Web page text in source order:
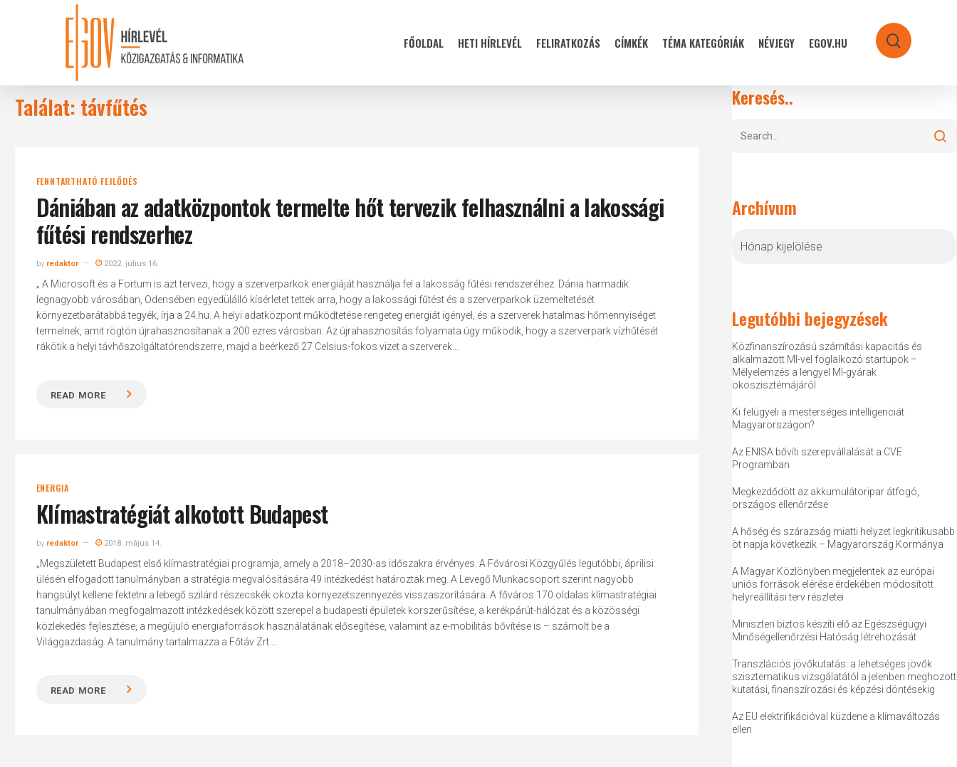
Hit enter to search or ESC to close
FŐOLDAL HETI HÍRLEVÉL FELIRATKOZÁS CÍMKÉK TÉMA KATEGÓRIÁK NÉVJEGY EGOV.HU search
Találat: távfűtés
FENNTARTHATÓ FEJLŐDÉS
Dániában az adatközpontok termelte hőt tervezik felhasználni a lakossági
fűtési rendszerhez
by redaktor 2022. július 16.
„ A Microsoft és a Fortum is azt tervezi, hogy a szerverparkok energiáját használja fel a lakosság fűtési rendszeréhez. Dánia harmadik
legnagyobb városában, Odensében egyedülálló kísérletet tettek arra, hogy a lakossági fűtést és a szerverparkok üzemeltetését
környezetbarátabbá tegyék, írja a 24.hu. A helyi adatközpont működtetése rengeteg energiát igényel, és a szerverek hatalmas hőmennyiséget
termelnek, amit rögtön újrahasznosítanak a 200 ezres városban. Az újrahasznosítás folyamata úgy működik, hogy a szerverpark vízhűtését
rákötik a helyi távhőszolgáltatórendszerre, majd a beérkező 27 Celsius-fokos vizet a szerverek...
READ MORE
ENERGIA
Klímastratégiát alkotott Budapest
by redaktor 2018. május 14.
„Megszületett Budapest első klímastratégiai programja, amely a 2018–2030-as időszakra érvényes. A Fővárosi Közgyűlés legutóbbi, áprilisi
ülésén elfogadott tanulmányban a stratégia megvalósítására 49 intézkedést határoztak meg. A Levegő Munkacsoport szerint nagyobb
hangsúlyt kellene fektetni a lebegő szilárd részecskék okozta környezetszennyezés visszaszorítására. A főváros 170 oldalas klímastratégiai
tanulmányában megfogalmazott intézkedések között szerepel a budapesti épületek korszerűsítése, a kerékpárút-hálózat és a közösségi
közlekedés fejlesztése, a megújuló energiaforrások használatának elősegítése, valamint az e-mobilitás bővítése is – számolt be a
Világgazdaság. A tanulmány tartalmazza a Főtáv Zrt....
READ MORE
Keresés..
Archívum
Legutóbbi bejegyzések
Közfinanszírozású számítási kapacitás és
alkalmazott MI-vel foglalkozó startupok –
Mélyelemzés a lengyel MI-gyárak
ökoszisztémájáról
Ki felügyeli a mesterséges intelligenciát
Magyarországon?
Az ENISA bővíti szerepvállalását a CVE
Programban
Megkezdődött az akkumulátoripar átfogó,
országos ellenőrzése
A hőség és szárazság miatti helyzet legkritikusabb
öt napja következik – Magyarország Kormánya
A Magyar Közlönyben megjelentek az európai
uniós források elérése érdekében módosított
helyreállítási terv részletei
Miniszteri biztos készíti elő az Egészségügyi
Minőségellenőrzési Hatóság létrehozását
Transzlációs jövőkutatás: a lehetséges jövők
szisztematikus vizsgálatától a jelenben meghozott
kutatási, finanszírozási és képzési döntésekig
Az EU elektrifikációval küzdene a klímaváltozás
ellen